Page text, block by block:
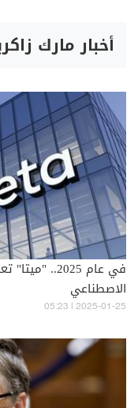
أخبار مارك
الاصطناعي
05:23 | 2025-01-25